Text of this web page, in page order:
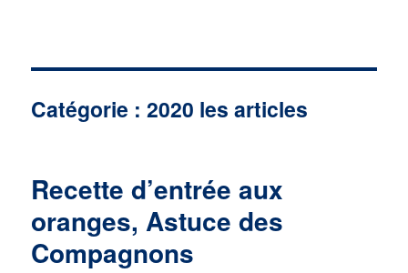
Catégorie :2020 les articles
Recette d’entrée aux
oranges, Astuce des
Compagnons